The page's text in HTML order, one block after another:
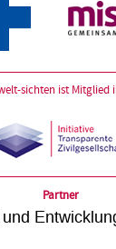
sichten ist Mitglied
Partner